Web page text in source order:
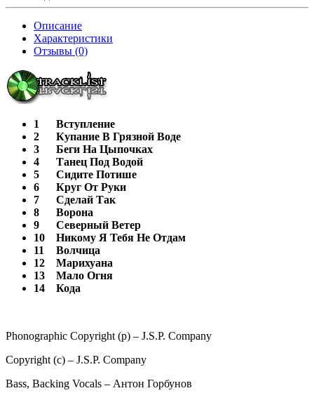
Описание
Характеристики
Отзывы (0)
1
Вступление
2
Купание В Грязной Воде
3
Беги На Цыпочках
4
Танец Под Водой
5
Сидите Потише
6
Круг От Руки
7
Сделай Так
8
Ворона
9
Северный Ветер
10
Никому Я Тебя Не Отдам
11
Волчица
12
Марихуана
13
Мало Огня
14
Кода
Phonographic Copyright (p) – J.S.P. Company
Copyright (c) – J.S.P. Company
Bass, Backing Vocals – Антон Горбунов